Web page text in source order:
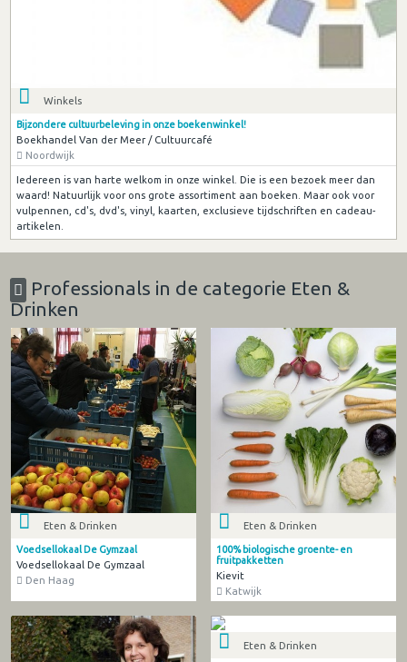
Winkels
Bijzondere cultuurbeleving in onze boekenwinkel!
Boekhandel Van der Meer / Cultuurcafé
Noordwijk
Iedereen is van harte welkom in onze winkel. Die is een bezoek meer dan
waard! Natuurlijk voor ons grote assortiment aan boeken. Maar ook voor
vulpennen, cd's, dvd's, vinyl, kaarten, exclusieve tijdschriften en cadeau-
artikelen.
Professionals in de categorie Eten &
Drinken
Eten & Drinken
Voedsellokaal De Gymzaal
Voedsellokaal De Gymzaal
Den Haag
Eten & Drinken
100% biologische groente- en
fruitpakketten
Kievit
Katwijk
Eten & Drinken